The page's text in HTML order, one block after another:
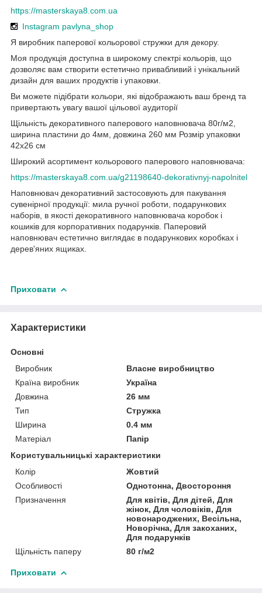
https://masterskaya8.com.ua
Instagram pavlyna_shop
Я виробник паперової кольорової стружки для декору.
Моя продукція доступна в широкому спектрі кольорів, що
дозволяє вам створити естетично привабливий і унікальний
дизайн для ваших продуктів і упаковки.
Ви можете підібрати кольори, які відображають ваш бренд та
привертають увагу вашої цільової аудиторії
Щільність декоративного паперового наповнювача 80г/м2,
ширина пластини до 4мм, довжина 260 мм Розмір упаковки
42х26 см
Широкий асортимент кольорового паперового наповнювача:
https://masterskaya8.com.ua/g21198640-dekorativnyj-napolnitel
Наповнювач декоративний застосовують для пакування
сувенірної продукції: мила ручної роботи, подарункових
наборів, в якості декоративного наповнювача коробок і
кошиків для корпоративних подарунків. Паперовий
наповнювач естетично виглядає в подарункових коробках і
дерев'яних ящиках.
Приховати
Характеристики
Основні
Виробник
Власне виробництво
Країна виробник
Україна
Довжина
26 мм
Тип
Стружка
Ширина
0.4 мм
Матеріал
Папір
Користувальницькі характеристики
Колір
Жовтий
Особливості
Однотонна, Двостороння
Призначення
Для квітів, Для дітей, Для
жінок, Для чоловіків, Для
новонароджених, Весільна,
Новорічна, Для закоханих,
Для подарунків
Щільність паперу
80 г/м2
Приховати